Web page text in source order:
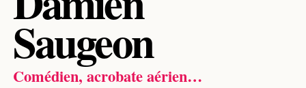
Saugeon
Comédien, acrobate aérien…